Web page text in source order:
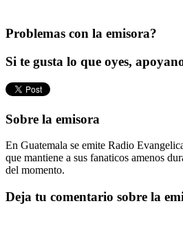
Problemas con la emisora?
Si te gusta lo que oyes,
Sobre la emisora
En Guatemala se emite Radio
que mantiene a sus fanaticos amenos
del momento.
Deja tu comentario sobre la